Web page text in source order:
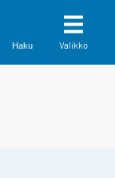
Haku Valikko